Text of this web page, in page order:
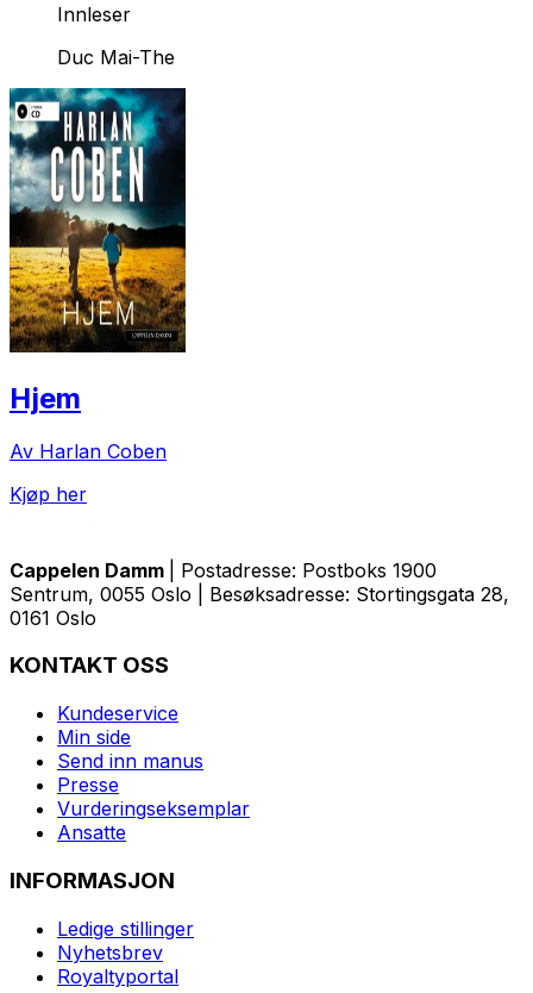
Innleser
Duc Mai-The
Hjem
Av Harlan Coben
Kjøp her
Cappelen Damm
| Postadresse: Postboks 1900
Sentrum, 0055 Oslo | Besøksadresse: Stortingsgata 28,
0161 Oslo
KONTAKT OSS
Kundeservice
Min side
Send inn manus
Presse
Vurderingseksemplar
Ansatte
INFORMASJON
Ledige stillinger
Nyhetsbrev
Royaltyportal